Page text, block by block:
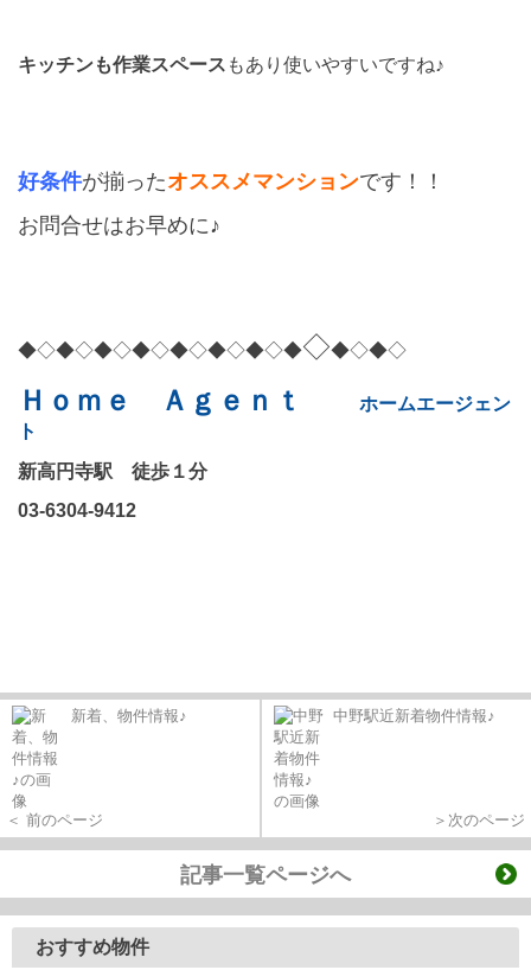
キッチンも作業スペース もあり使いやすいですね♪
好条件が揃ったオススメマンションです！！
お問合せはお早めに♪
◆◇◆◇◆◇◆◇◆◇◆◇◆◇◆◇◆◇◆◇
Ｈｏｍｅ Ａｇｅｎｔ
ホームエージェン
ト
新高円寺駅 徒歩１分
03-6304-9412
新着、物件情報♪
＜ 前のページ
中野駅近新着物件情報♪
＞次のページ
記事一覧ページへ
おすすめ物件